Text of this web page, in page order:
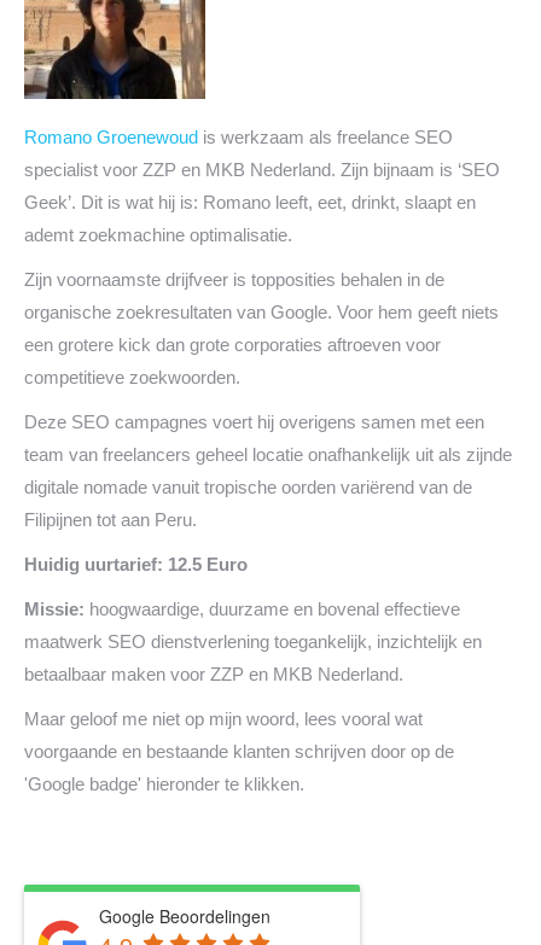
Romano Groenewoud is werkzaam als freelance SEO
specialist voor ZZP en MKB Nederland. Zijn bijnaam is ‘SEO
Geek’. Dit is wat hij is: Romano leeft, eet, drinkt, slaapt en
ademt zoekmachine optimalisatie.
Zijn voornaamste drijfveer is topposities behalen in de
organische zoekresultaten van Google. Voor hem geeft niets
een grotere kick dan grote corporaties aftroeven voor
competitieve zoekwoorden.
Deze SEO campagnes voert hij overigens samen met een
team van freelancers geheel locatie onafhankelijk uit als zijnde
digitale nomade vanuit tropische oorden variërend van de
Filipijnen tot aan Peru.
Huidig uurtarief: 12.5 Euro
Missie: hoogwaardige, duurzame en bovenal effectieve
maatwerk SEO dienstverlening toegankelijk, inzichtelijk en
betaalbaar maken voor ZZP en MKB Nederland.
Maar geloof me niet op mijn woord, lees vooral wat
voorgaande en bestaande klanten schrijven door op de
'Google badge' hieronder te klikken.
Google Beoordelingen